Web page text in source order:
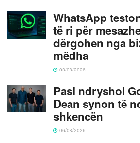
WhatsApp
të ri për
dërgohen nga
mëdha
03/08/2026
Pasi ndryshoi
Dean synon të
shkencën
06/08/2026